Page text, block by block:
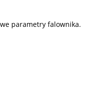
parametry falownika.